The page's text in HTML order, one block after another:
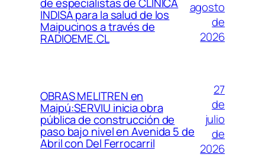
INDISA para la salud de los
Maipucinos a través de
RADIOEME.CL
agosto
de
2026
OBRAS MELITREN en
Maipú:SERVIU inicia obra
pública de construcción de
paso bajo nivel en Avenida 5 de
Abril con Del Ferrocarril
27
de
julio
de
2026